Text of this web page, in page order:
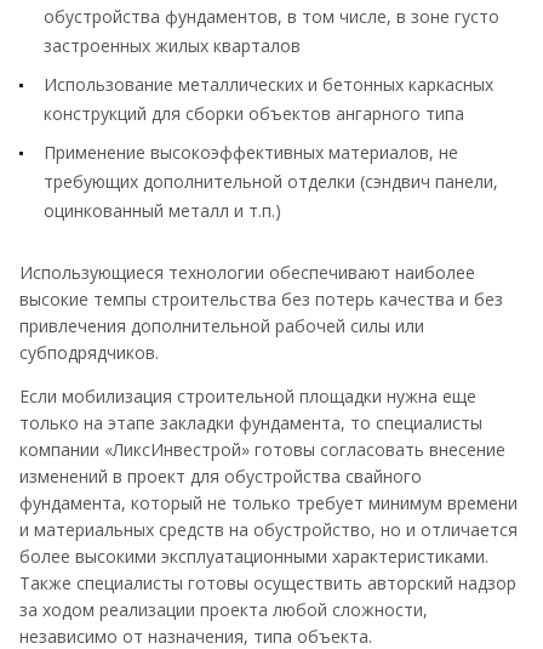
обустройства фундаментов, в том числе, в зоне густо
застроенных жилых кварталов
Использование металлических и бетонных каркасных
конструкций для сборки объектов ангарного типа
Применение высокоэффективных материалов, не
требующих дополнительной отделки (сэндвич панели,
оцинкованный металл и т.п.)
Использующиеся технологии обеспечивают наиболее
высокие темпы строительства без потерь качества и без
привлечения дополнительной рабочей силы или
субподрядчиков.
Если мобилизация строительной площадки нужна еще
только на этапе закладки фундамента, то специалисты
компании «ЛиксИнвестрой» готовы согласовать внесение
изменений в проект для обустройства свайного
фундамента, который не только требует минимум времени
и материальных средств на обустройство, но и отличается
более высокими эксплуатационными характеристиками.
Также специалисты готовы осуществить авторский надзор
за ходом реализации проекта любой сложности,
независимо от назначения, типа объекта.